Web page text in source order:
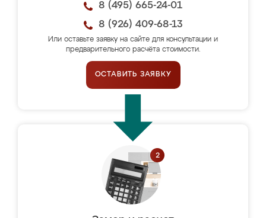
8 (495) 665-24-01
8 (926) 409-68-13
Или оставьте заявку на сайте для консультации и
предварительного расчёта стоимости.
ОСТАВИТЬ ЗАЯВКУ